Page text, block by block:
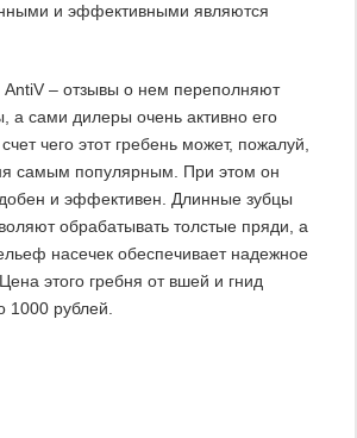
и эффективными являются
AntiV – отзывы о нем переполняют
а сами дилеры очень активно его
чего этот гребень может, пожалуй,
самым популярным. При этом он
и эффективен. Длинные зубцы
обрабатывать толстые пряди, а
насечек обеспечивает надежное
этого гребня от вшей и гнид
1000 рублей.